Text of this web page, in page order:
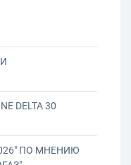
DELTA 30
ПО МНЕНИЮ